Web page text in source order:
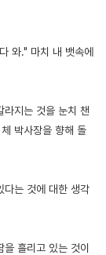
와." 마치 내 뱃속에
라지는 것을 눈치 챈
박사장을 향해 돌
다는 것에 대한 생각
흘리고 있는 것이